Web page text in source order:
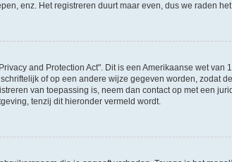
enz. Het registreren duurt maar even, dus we raden
and Protection Act". Dit is een Amerikaanse wet
of op een andere wijze gegeven worden,
van toepassing is, neem dan contact op met een
tenzij dit hieronder vermeld wordt.